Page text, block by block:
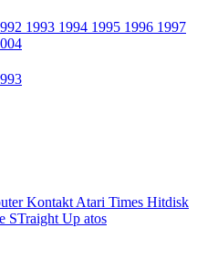
1993 1994 1995 1996 1997
Kontakt Atari Times Hitdisk
STraight Up atos